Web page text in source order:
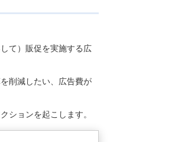
て）販促を実施する広
削減したい、広告費が
ションを起こします。